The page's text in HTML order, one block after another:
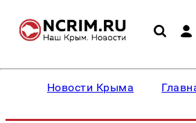
Новости Крыма